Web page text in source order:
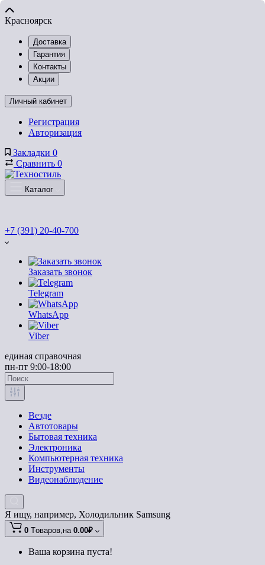
Красноярск
Доставка
Гарантия
Контакты
Акции
Личный кабинет
Регистрация
Авторизация
Закладки 0
Сравнить 0
Каталог
+7 (391) 20-40-700
Заказать звонок
Telegram
WhatsApp
Viber
единая справочная
пн-пт 9:00-18:00
Везде
Автотовары
Бытовая техника
Электроника
Компьютерная техника
Инструменты
Видеонаблюдение
Я ищу, например, Холодильник Samsung
0 Tоваров,на 0.00₽
Ваша корзина пуста!